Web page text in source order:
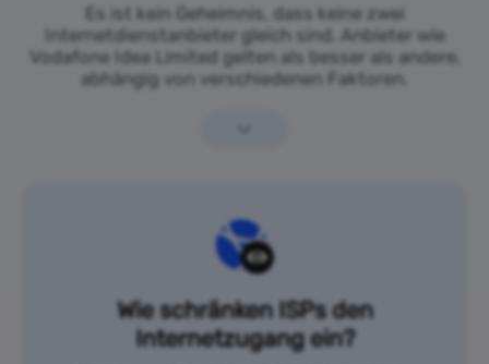
Es ist kein Geheimnis, dass keine zwei
Internetdienstanbieter gleich sind. Anbieter wie
Vodafone Idea Limited gelten als besser als andere,
abhängig von verschiedenen Faktoren.
Wie schränken ISPs den
Internetzugang ein?